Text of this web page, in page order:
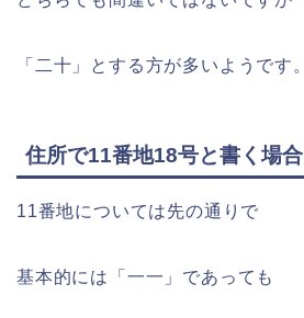
「二十」とする方が多いようです。
住所で11番地18号と書く場合
11番地については先の通りで
基本的には「一一」であっても